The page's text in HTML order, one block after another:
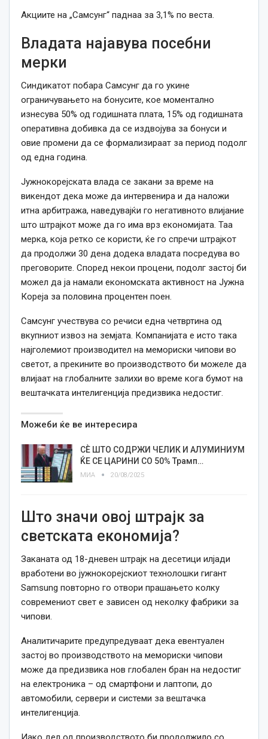
Акциите на „Самсунг“ паднаа за 3,1% по веста.
Владата најавува посебни
мерки
Синдикатот побара Самсунг да го укине
ограничувањето на бонусите, кое моментално
изнесува 50% од годишната плата, 15% од годишната
оперативна добивка да се издвојува за бонуси и
овие промени да се формализираат за период подолг
од една година.
Јужнокорејската влада се закани за време на
викендот дека може да интервенира и да наложи
итна арбитража, наведувајќи го негативното влијание
што штрајкот може да го има врз економијата. Таа
мерка, која ретко се користи, ќе го спречи штрајкот
да продолжи 30 дена додека владата посредува во
преговорите. Според некои процени, подолг застој би
можел да ја намали економската активност на Јужна
Кореја за половина процентен поен.
Самсунг учествува со речиси една четвртина од
вкупниот извоз на земјата. Компанијата е исто така
најголемиот производител на мемориски чипови во
светот, а прекините во производството би можеле да
влијаат на глобалните залихи во време кога бумот на
вештачката интелигенција предизвика недостиг.
Можеби ќе ве интересира
СЀ ШТО СОДРЖИ ЧЕЛИК И АЛУМИНИУМ
ЌЕ СЕ ЦАРИНИ СО 50% Трамп…
МИА 20/08/2025
Што значи овој штрајк за
светската економија?
Заканата од 18-дневен штрајк на десетици илјади
вработени во јужнокорејскиот технолошки гигант
Samsung повторно го отвори прашањето колку
современиот свет е зависен од неколку фабрики за
чипови.
Аналитичарите предупредуваат дека евентуален
застој во производството на мемориски чипови
може да предизвика нов глобален бран на недостиг
на електроника – од смартфони и лаптопи, до
автомобили, сервери и системи за вештачка
интелигенција.